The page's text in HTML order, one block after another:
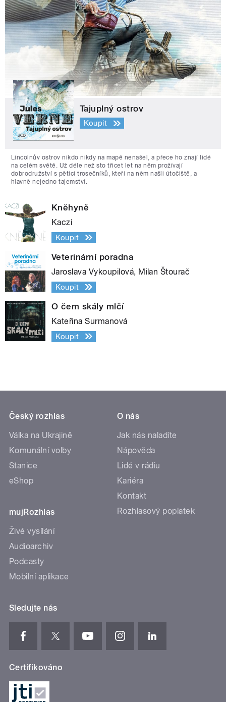
Tajuplný ostrov
Koupit
Lincolnův ostrov nikdo nikdy na mapě nenašel, a přece ho znají lidé
na celém světě. Už déle než sto třicet let na něm prožívají
dobrodružství s pěticí trosečníků, kteří na něm našli útočiště, a
hlavně nejedno tajemství.
Kněhyně
Kaczi
Koupit
Veterinární poradna
Jaroslava Vykoupilová, Milan Štourač
Koupit
O čem skály mlčí
Kateřina Surmanová
Koupit
Český rozhlas
Válka na Ukrajině
Komunální volby
Stanice
eShop
mujRozhlas
Živé vysílání
Audioarchiv
Podcasty
Mobilní aplikace
O nás
Jak nás naladíte
Nápověda
Lidé v rádiu
Kariéra
Kontakt
Rozhlasový poplatek
Sledujte nás
Certifikováno